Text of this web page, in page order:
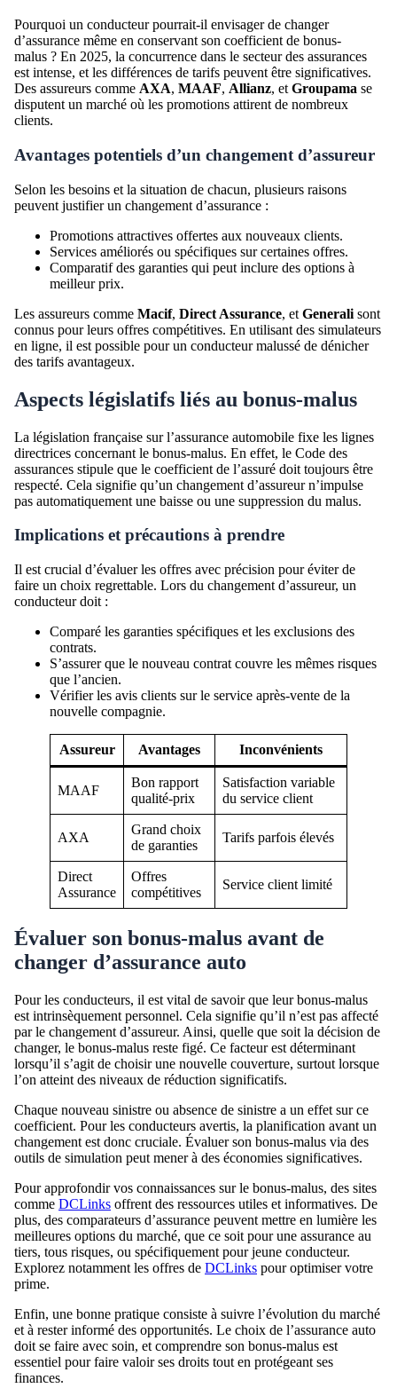
Pourquoi un conducteur pourrait-il envisager de changer
d’assurance même en conservant son coefficient de bonus-
malus ? En 2025, la concurrence dans le secteur des assurances
est intense, et les différences de tarifs peuvent être significatives.
Des assureurs comme AXA, MAAF, Allianz, et Groupama se
disputent un marché où les promotions attirent de nombreux
clients.
Avantages potentiels d’un changement d’assureur
Selon les besoins et la situation de chacun, plusieurs raisons
peuvent justifier un changement d’assurance :
Promotions attractives offertes aux nouveaux clients.
Services améliorés ou spécifiques sur certaines offres.
Comparatif des garanties qui peut inclure des options à
meilleur prix.
Les assureurs comme Macif, Direct Assurance, et Generali sont
connus pour leurs offres compétitives. En utilisant des simulateurs
en ligne, il est possible pour un conducteur malussé de dénicher
des tarifs avantageux.
Aspects législatifs liés au bonus-malus
La législation française sur l’assurance automobile fixe les lignes
directrices concernant le bonus-malus. En effet, le Code des
assurances stipule que le coefficient de l’assuré doit toujours être
respecté. Cela signifie qu’un changement d’assureur n’impulse
pas automatiquement une baisse ou une suppression du malus.
Implications et précautions à prendre
Il est crucial d’évaluer les offres avec précision pour éviter de
faire un choix regrettable. Lors du changement d’assureur, un
conducteur doit :
Comparé les garanties spécifiques et les exclusions des
contrats.
S’assurer que le nouveau contrat couvre les mêmes risques
que l’ancien.
Vérifier les avis clients sur le service après-vente de la
nouvelle compagnie.
Assureur Avantages Inconvénients
MAAF
Bon rapport
qualité-prix
Satisfaction variable
du service client
AXA
Grand choix
de garanties
Tarifs parfois élevés
Direct
Assurance
Offres
compétitives
Service client limité
Évaluer son bonus-malus avant de
changer d’assurance auto
Pour les conducteurs, il est vital de savoir que leur bonus-malus
est intrinsèquement personnel. Cela signifie qu’il n’est pas affecté
par le changement d’assureur. Ainsi, quelle que soit la décision de
changer, le bonus-malus reste figé. Ce facteur est déterminant
lorsqu’il s’agit de choisir une nouvelle couverture, surtout lorsque
l’on atteint des niveaux de réduction significatifs.
Chaque nouveau sinistre ou absence de sinistre a un effet sur ce
coefficient. Pour les conducteurs avertis, la planification avant un
changement est donc cruciale. Évaluer son bonus-malus via des
outils de simulation peut mener à des économies significatives.
Pour approfondir vos connaissances sur le bonus-malus, des sites
comme DCLinks offrent des ressources utiles et informatives. De
plus, des comparateurs d’assurance peuvent mettre en lumière les
meilleures options du marché, que ce soit pour une assurance au
tiers, tous risques, ou spécifiquement pour jeune conducteur.
Explorez notamment les offres de DCLinks pour optimiser votre
prime.
Enfin, une bonne pratique consiste à suivre l’évolution du marché
et à rester informé des opportunités. Le choix de l’assurance auto
doit se faire avec soin, et comprendre son bonus-malus est
essentiel pour faire valoir ses droits tout en protégeant ses
finances.